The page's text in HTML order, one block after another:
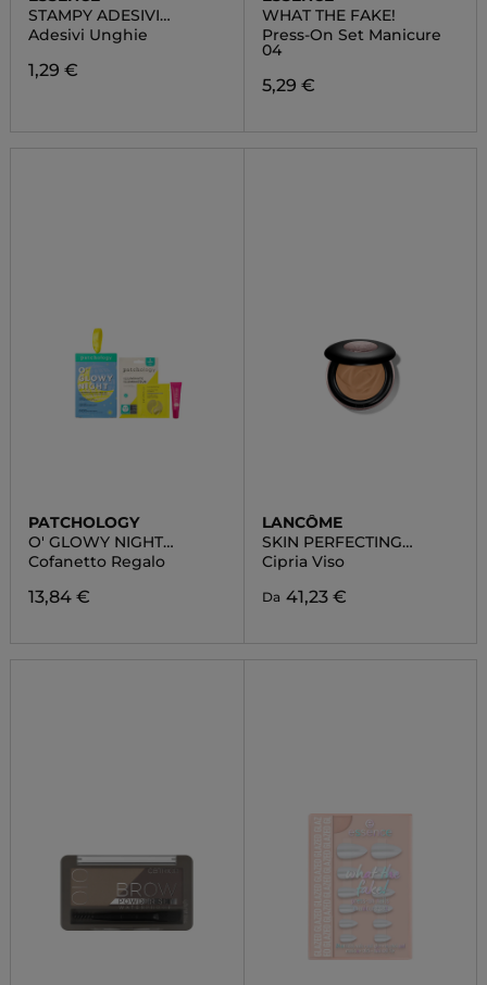
STAMPY ADESIVI
UNGHIE
Adesivi Unghie
1,29 €
WHAT THE FAKE!
Press-On Set Manicure
04
5,29 €
PATCHOLOGY
O' GLOWY NIGHT
ILLUMINATING PARTY
Cofanetto Regalo
13,84 €
LANCÔME
SKIN PERFECTING
SETTING
Cipria Viso
Da 41,23 €